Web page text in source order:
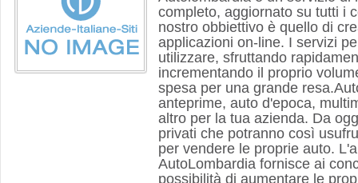
completo, aggiornato su tutti i
nostro obbiettivo è quello di
applicazioni on-line. I servizi
utilizzare, sfruttando
incrementando il proprio
spesa per una grande
anteprime, auto d'epoca,
altro per la tua azienda. Da
privati che potranno così
per vendere le proprie auto.
AutoLombardia fornisce ai
possibilità di aumentare le